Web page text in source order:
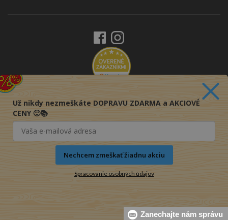
Zanechajte nám správu
Už nikdy nezmeškáte DOPRAVU ZDARMA a AKCIOVÉ
CENY 🙂📚
Nechcem zmeškať žiadnu akciu
Spracovanie osobných údajov